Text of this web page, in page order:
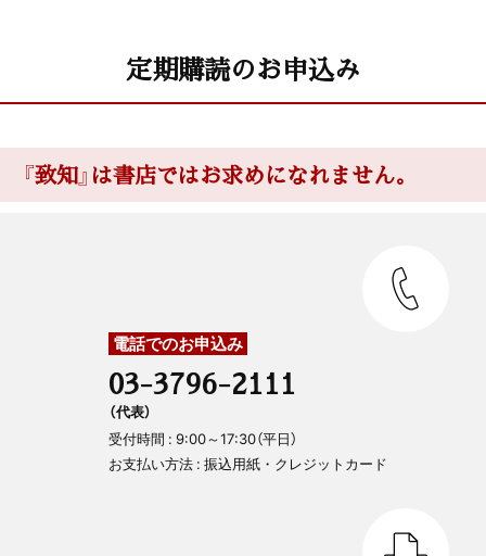
定期購読のお申込み
『致知』は書店ではお求めになれません。
電話でのお申込み
03-3796-2111
（代表）
受付時間 : 9:00～17:30（平日）
お支払い方法 : 振込用紙・クレジットカード